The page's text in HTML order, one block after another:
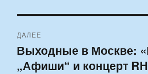
ДАЛЕЕ
Следующая
запись:
Выходные в Москве:
„Афиши“ и концерт